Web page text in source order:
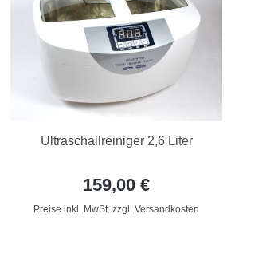
Ultraschallreiniger 2,6 Liter
159,00 €
Preise inkl. MwSt. zzgl. Versandkosten